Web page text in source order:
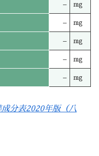
– mg
– mg
– mg
– mg
– mg
分表2020年版（八